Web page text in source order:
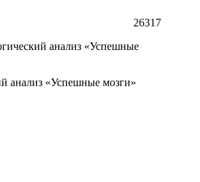
26317
анализ «Успешные мозги»